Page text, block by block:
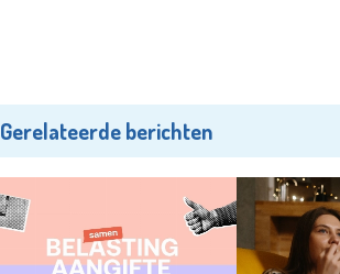
Gerelateerde berichten